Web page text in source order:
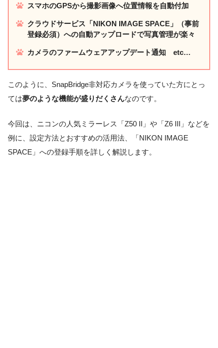
スマホのGPSから撮影画像へ位置情報を自動付加
クラウドサービス「NIKON IMAGE SPACE」（事前
登録必須）への自動アップロードで写真管理が楽々
カメラのファームウェアアップデート通知 etc…
このように、SnapBridge非対応カメラを使っていた方にとっ
ては夢のような機能が盛りだくさんなのです。
今回は、ニコンの人気ミラーレス「Z50 II」や「Z6 III」などを
例に、設定方法とおすすめの活用法、「NIKON IMAGE
SPACE」への登録手順を詳しく解説します。